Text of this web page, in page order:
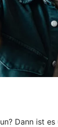
Dann ist